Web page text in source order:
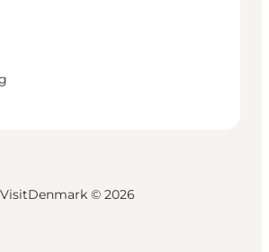
VisitDenmark © 2026